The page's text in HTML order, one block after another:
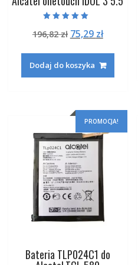
5.00
na 5
196,82zł Pierwotna
wynosiła:
196,82 zł.
75,29 złAktualna
75,29 zł.
Dodaj do koszyka
PROMOCJA!
Bateria TLP024C1 do